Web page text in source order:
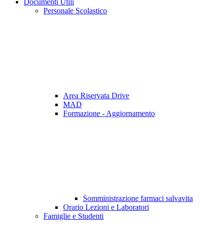
Documenti Utili
Personale Scolastico
Area Riservata Drive
MAD
Formazione - Aggiornamento
Somministrazione farmaci salvavita
Orario Lezioni e Laboratori
Famiglie e Studenti